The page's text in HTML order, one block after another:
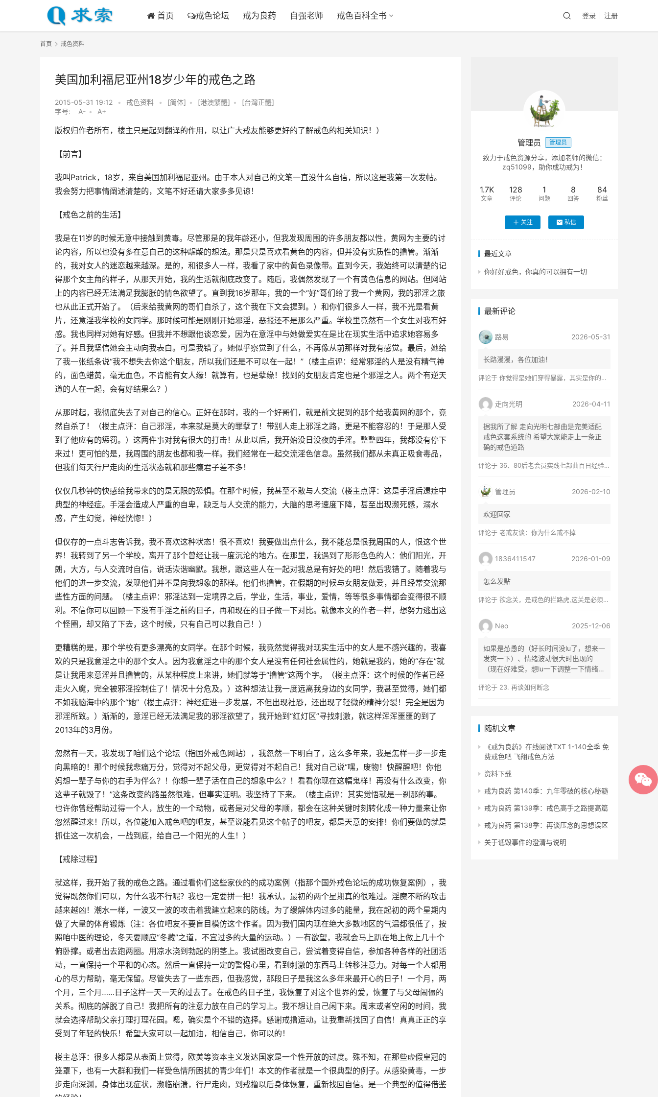
首页 戒色论坛 戒为良药 自强老师 戒色百科全书 登录 注册
首页 戒色资料
美国加利福尼亚州18岁少年的戒色之路
2015-05-31 19:12 • 戒色资料 • [简体] • [港澳繁體] •
[台灣正體]
字号:
A- • A+
版权归作者所有，楼主只是起到翻译的作用，以让广大戒友能够更好的了解戒色的相关知识！）
【前言】
我叫Patrick，18岁，来自美国加利福尼亚州。由于本人对自己的文笔一直没什么自信，所以这是我第一次发帖。
我会努力把事情阐述清楚的，文笔不好还请大家多多见谅！
【戒色之前的生活】
我是在11岁的时候无意中接触到黄毒。尽管那是的我年龄还小，但我发现周围的许多朋友都以性，黄网为主要的讨
论内容，所以也没有多在意自己的这种龌龊的想法。那是只是喜欢看黄色的内容，但并没有实质性的撸管。渐渐
的，我对女人的迷恋越来越深。是的，和很多人一样，我看了家中的黄色录像带。直到今天，我始终可以清楚的记
得那个女主角的样子，从那天开始，我的生活就彻底改变了。随后，我偶然发现了一个有黄色信息的网站。但网站
上的内容已经无法满足我膨胀的情色欲望了。直到我16岁那年，我的一个“好”哥们给了我一个黄网，我的邪淫之旅
也从此正式开始了。（后来给我黄网的哥们自杀了，这个我在下文会提到。）和你们很多人一样，我不光是看黄
片，还意淫我学校的女同学。那时候可能是刚刚开始邪淫，恶报还不是那么严重。学校里竟然有一个女生对我有好
感。我也同样对她有好感。但我并不想跟他谈恋爱，因为在意淫中与她做爱实在是比在现实生活中追求她容易多
了。并且我坚信她会主动向我表白。可是我错了。她似乎察觉到了什么，不再像从前那样对我有感觉。最后，她给
了我一张纸条说“我不想失去你这个朋友，所以我们还是不可以在一起！”（楼主点评：经常邪淫的人是没有精气神
的，面色蜡黄，毫无血色，不肯能有女人缘！就算有，也是孽缘！找到的女朋友肯定也是个邪淫之人。两个有逆天
道的人在一起，会有好结果么？）
从那时起，我彻底失去了对自己的信心。正好在那时，我的一个好哥们，就是前文提到的那个给我黄网的那个，竟
然自杀了！（楼主点评：自己邪淫，本来就是莫大的罪孽了！带别人走上邪淫之路，更是不能容忍的！于是那人受
到了他应有的惩罚。）这两件事对我有很大的打击！从此以后，我开始没日没夜的手淫。整整四年，我都没有停下
来过！更可怕的是，我周围的朋友也都和我一样。我们经常在一起交流淫色信息。虽然我们都从未真正吸食毒品，
但我们每天行尸走肉的生活状态就和那些瘾君子差不多！
仅仅几秒钟的快感给我带来的的是无限的恐惧。在那个时候，我甚至不敢与人交流（楼主点评：这是手淫后遗症中
典型的神经症。手淫会造成人严重的自卑，缺乏与人交流的能力，大脑的思考速度下降，甚至出现濒死感，溺水
感，产生幻觉，神经恍惚！）
但仅存的一点斗志告诉我，我不喜欢这种状态！很不喜欢！我要做出点什么，我不能总是恨我周围的人，恨这个世
界！我转到了另一个学校，离开了那个曾经让我一度沉沦的地方。在那里，我遇到了形形色色的人：他们阳光，开
朗，大方，与人交流时自信，说话诙谐幽默。我想，跟这些人在一起对我总是有好处的吧！然后我错了。随着我与
他们的进一步交流，发现他们并不是向我想象的那样。他们也撸管，在假期的时候与女朋友做爱，并且经常交流那
些性方面的问题。（楼主点评：邪淫达到一定境界之后，学业，生活，事业，爱情，等等很多事情都会变得很不顺
利。不信你可以回顾一下没有手淫之前的日子，再和现在的日子做一下对比。就像本文的作者一样，想努力逃出这
个怪圈，却又陷了下去，这个时候，只有自己可以救自己！）
更糟糕的是，那个学校有更多漂亮的女同学。在那个时候，我竟然觉得我对现实生活中的女人是不感兴趣的，我喜
欢的只是我意淫之中的那个女人。因为我意淫之中的那个女人是没有任何社会属性的，她就是我的，她的“存在”就
是让我用来意淫并且撸管的，从某种程度上来讲，她们就等于“撸管”这两个字。（楼主点评：这个时候的作者已经
走火入魔，完全被邪淫控制住了！情况十分危及。）这种想法让我一度远离我身边的女同学，我甚至觉得，她们都
不如我脑海中的那个“她”（楼主点评：神经症进一步发展，不但出现社恐，还出现了轻微的精神分裂！完全是因为
邪淫所致。）渐渐的，意淫已经无法满足我的邪淫欲望了，我开始到“红灯区”寻找刺激，就这样浑浑噩噩的到了
2013年的3月份。
忽然有一天，我发现了咱们这个论坛（指国外戒色网站），我忽然一下明白了，这么多年来，我是怎样一步一步走
向黑暗的！那个时候我悲痛万分，觉得对不起父母，更觉得对不起自己！我对自己说“嘿，废物！快醒醒吧！你他
妈想一辈子与你的右手为伴么？！你想一辈子活在自己的想象中么？！看看你现在这幅鬼样！再没有什么改变，你
这辈子就毁了！”这条改变的路虽然很难，但事实证明。我坚持了下来。（楼主点评：其实觉悟就是一刹那的事。
也许你曾经帮助过得一个人，放生的一个动物，或者是对父母的孝顺，都会在这种关键时刻转化成一种力量来让你
忽然醒过来！所以，各位能加入戒色吧的吧友，甚至说能看见这个帖子的吧友，都是天意的安排！你们要做的就是
抓住这一次机会，一战到底，给自己一个阳光的人生！）
【戒除过程】
就这样，我开始了我的戒色之路。通过看你们这些家伙的的成功案例（指那个国外戒色论坛的成功恢复案例），我
觉得既然你们可以，为什么我不行呢？我也一定要拼一把！我承认，最初的两个星期真的很难过。淫魔不断的攻击
越来越凶！潮水一样，一波又一波的攻击着我建立起来的防线。为了缓解体内过多的能量，我在起初的两个星期内
做了大量的体育锻炼（注：各位吧友不要盲目模仿这个作者。因为我们国内现在绝大多数地区的气温都很低了，按
照咱中医的理论，冬天要顺应“冬藏”之道，不宜过多的大量的运动。）一有欲望，我就会马上趴在地上做上几十个
俯卧撑。或者出去跑两圈。用凉水浇到勃起的阴茎上。我试图改变自己，尝试着变得自信，参加各种各样的社团活
动，一直保持一个平和的心态。然后一直保持一定的警惕心里，看到刺激的东西马上转移注意力。对每一个人都用
心的尽力帮助，毫无保留。尽管失去了一些东西，但我感觉，那段日子是我这么多年来最开心的日子！一个月，两
个月，三个月……日子这样一天一天的过去了。在戒色的日子里，我恢复了对这个世界的爱，恢复了与父母闹僵的
关系。彻底的解脱了自己！我把所有的注意力放在自己的学习上。我不想让自己闲下来。周末或者空闲的时间，我
就会选择帮助父亲打理打理花园。嗯，确实是个不错的选择。感谢戒撸运动。让我重新找回了自信！真真正正的享
受到了年轻的快乐！希望大家可以一起加油，相信自己，你可以的！
楼主总评：很多人都是从表面上觉得，欧美等资本主义发达国家是一个性开放的过度。殊不知，在那些虚假皇冠的
笼罩下，也有一大群和我们一样受色情所困扰的青少年们！本文的作者就是一个很典型的例子。从感染黄毒，一步
步走向深渊，身体出现症状，濒临崩溃，行尸走肉，到戒撸以后身体恢复，重新找回自信。是一个典型的值得借鉴
管理员 管理员
致力于戒色资源分享，添加老师的微信：
zq51099，助你成功戒为！
1.7K
文章
128
评论
1
问题
8
回答
84
粉丝
关注 私信
最近文章
你好好戒色，你真的可以拥有一切
最新评论
路易 2026-05-31
长路漫漫，各位加油！
评论于 你觉得是她们穿得暴露，其实是你的心在着火
走向光明 2026-04-11
据我所了解 走向光明七部曲是完美适配
戒色这套系统的 希望大家能走上一条正
确的戒色道路
评论于 36、80后老会员实践七部曲百日经验谈兼苦口忠言
管理员 2026-02-10
欢迎回家
评论于 老戒友谈：你为什么戒不掉
1836411547 2026-01-09
怎么发贴
评论于 欲念关，是戒色的拦路虎,这关是必须过的
Neo 2025-12-06
如果是怂恿的（好长时间没lu了，想来一
发爽一下）、情绪波动很大时出现的
（现在好难受，想lu一下调整一下情绪）
评论于 23. 再谈如何断念
随机文章
《戒为良药》在线阅读TXT 1-140全季 免
费戒色吧 飞翔戒色方法
资料下载
戒为良药 第140季：九年零破的核心秘髓
戒为良药 第139季：戒色高手之路提高篇
戒为良药 第138季：再谈压念的思想误区
关于诋毁事件的澄清与说明